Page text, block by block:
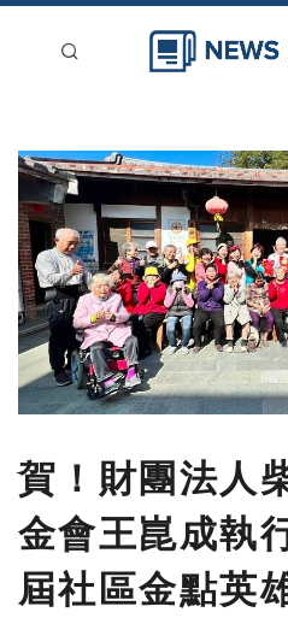
新聞稿分類
登入
刊登
賀！財團法人
金會王崑成執
屆社區金點英